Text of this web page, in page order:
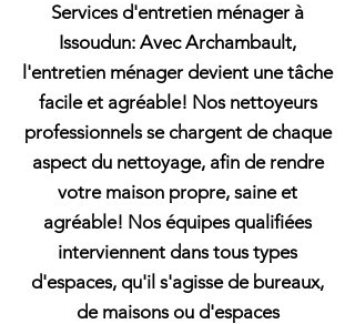
Services d'entretien ménager à
Issoudun: Avec Archambault,
l'entretien ménager devient une tâche
facile et agréable! Nos nettoyeurs
professionnels se chargent de chaque
aspect du nettoyage, afin de rendre
votre maison propre, saine et
agréable! Nos équipes qualifiées
interviennent dans tous types
d'espaces, qu'il s'agisse de bureaux,
de maisons ou d'espaces